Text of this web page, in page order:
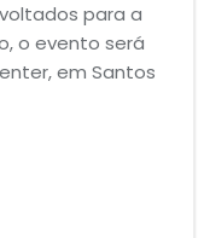
para a
o evento será
em Santos